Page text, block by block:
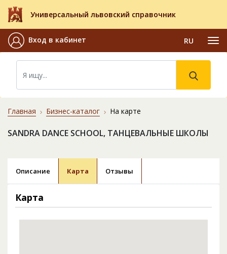
Универсальный львовский справочник
Вход в кабинет RU
Главная Бизнес-каталог На карте
SANDRA DANCE SCHOOL, ТАНЦЕВАЛЬНЫЕ ШКОЛЫ
Описание Карта Отзывы
Карта